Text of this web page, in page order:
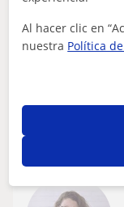
Estudiante de
particulares de
biología a
ver más
Al hacer clic en
nuestra Política